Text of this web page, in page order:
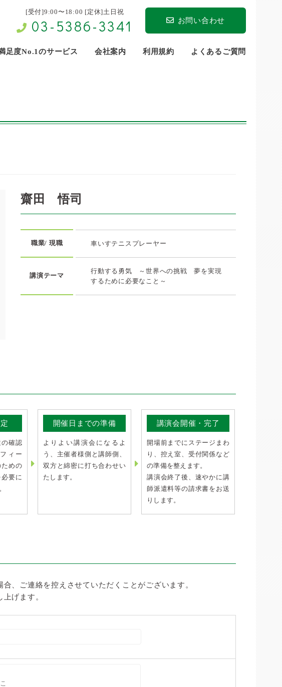
[受付]9:00〜18:00 [定休]土日祝
03-5386-3341 お問い合わせ
足度No.1のサービス 会社案内 利用規約 よくあるご質問
齋田 悟司
職業/ 現職 車いすテニスプレーヤー
講演テーマ
行動する勇気 ～世界への挑戦 夢を実現
するために必要なこと～
確認
ィー
めの
要に
開催日までの準備
よりよい講演会になるよ
う、主催者様側と講師側、
双方と綿密に打ち合わせい
たします。
講演会開催・完了
開場前までにステージまわ
り、控え室、受付関係など
の準備を整えます。
講演会終了後、速やかに講
師派遣料等の請求書をお送
りします。
、ご連絡を控えさせていただくことがございます。
げます。